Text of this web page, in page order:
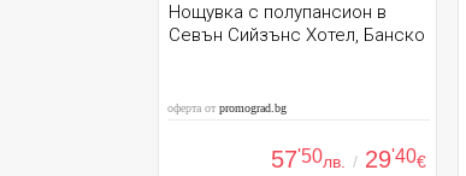
Нощувка с полупансион в
Севън Сийзънс Хотел, Банско
оферта от promograd.bg
57'50лв. / 29'40€